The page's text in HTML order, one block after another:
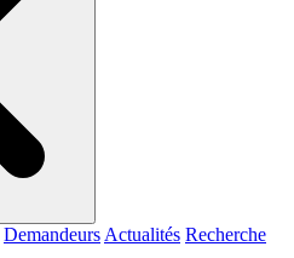
Demandeurs Actualités Recherche